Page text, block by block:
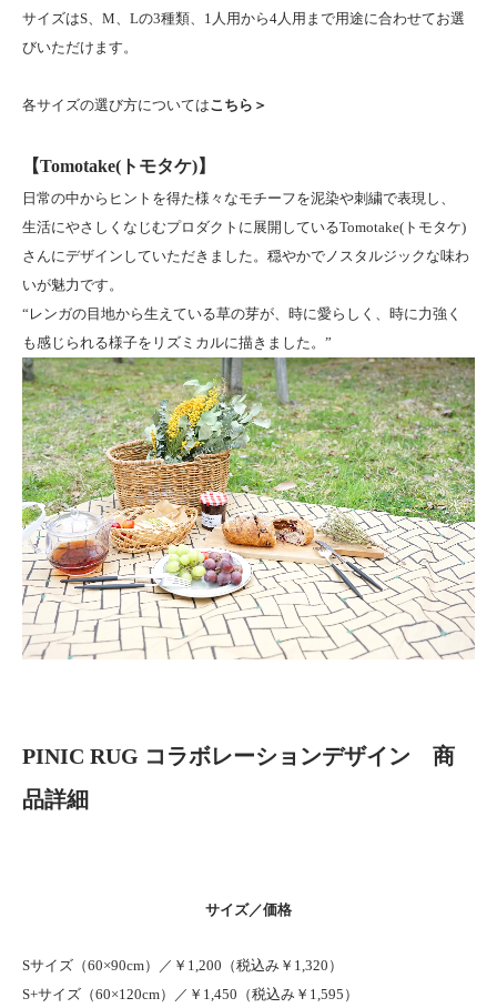
サイズはS、M、Lの3種類、1人用から4人用まで用途に合わせてお選
びいただけます。
各サイズの選び方についてはこちら＞
【Tomotake(トモタケ)】
日常の中からヒントを得た様々なモチーフを泥染や刺繍で表現し、
生活にやさしくなじむプロダクトに展開しているTomotake(トモタケ)
さんにデザインしていただきました。穏やかでノスタルジックな味わ
いが魅力です。
“レンガの目地から生えている草の芽が、時に愛らしく、時に力強く
も感じられる様子をリズミカルに描きました。”
PINIC RUG コラボレーションデザイン 商
品詳細
サイズ／価格
Sサイズ（60×90cm）／￥1,200（税込み￥1,320）
S+サイズ（60×120cm）／￥1,450（税込み￥1,595）